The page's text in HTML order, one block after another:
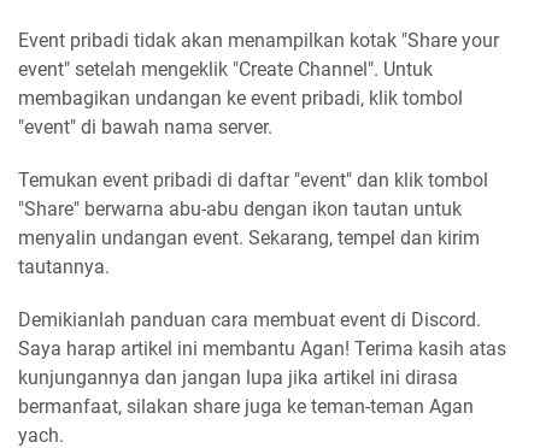
Event pribadi tidak akan menampilkan kotak "Share your
event" setelah mengeklik "Create Channel". Untuk
membagikan undangan ke event pribadi, klik tombol
"event" di bawah nama server.
Temukan event pribadi di daftar "event" dan klik tombol
"Share" berwarna abu-abu dengan ikon tautan untuk
menyalin undangan event. Sekarang, tempel dan kirim
tautannya.
Demikianlah panduan cara membuat event di Discord.
Saya harap artikel ini membantu Agan! Terima kasih atas
kunjungannya dan jangan lupa jika artikel ini dirasa
bermanfaat, silakan share juga ke teman-teman Agan
yach.